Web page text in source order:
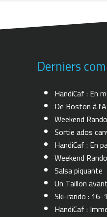
Derniers
HandiCaf : En
De Boston à
Weekend
Sortie ados
HandiCaf : En
Weekend
Salsa piquante
Un Taillon
Ski-rando : 16-
HandiCaf :